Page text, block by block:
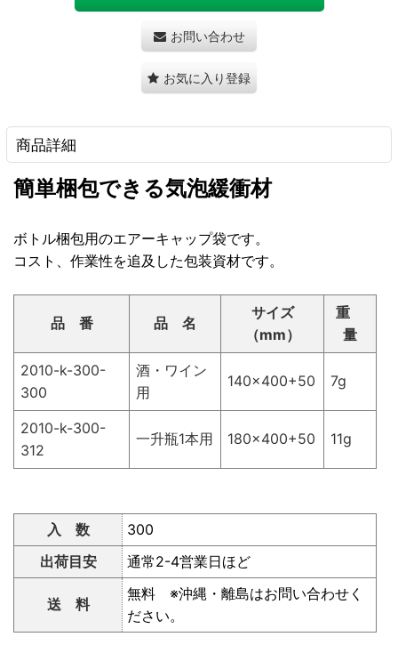
お問い合わせ
お気に入り登録
商品詳細
簡単梱包できる気泡緩衝材
ボトル梱包用のエアーキャップ袋です。
コスト、作業性を追及した包装資材です。
品 番 品 名
サイズ
（mm）
重
量
2010-k-300-
300
酒・ワイン
用
140×400+50 7g
2010-k-300-
312
一升瓶1本用 180×400+50 11g
入 数
300
出荷目安
通常2-4営業日ほど
送 料
無料 ※沖縄・離島はお問い合わせく
ださい。